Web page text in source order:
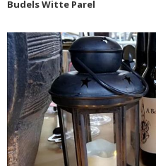
Budels Witte Parel